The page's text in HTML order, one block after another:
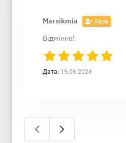
Marsikmia Гість
Відмінно!
Дата: 19.06.2026